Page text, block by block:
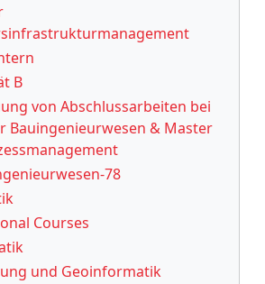
B
von Abschlussarbeiten bei
Bauingenieurwesen & Master
78
Courses
und Geoinformatik